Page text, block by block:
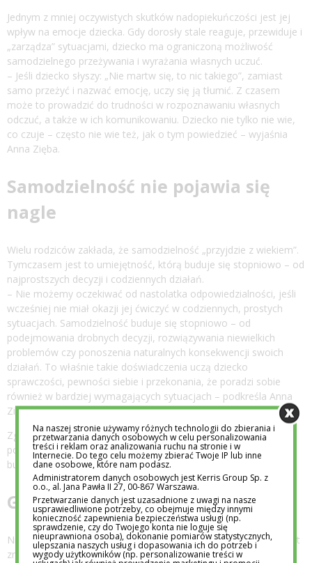
Jednym z mniej oczywistych skutków nadopiekuńczości jest jej
wpływ na emocje dziecka. Gdy dorosły stale reaguje, przewiduje i
„zarządza” sytuacjami, dziecko ma ograniczoną możliwość
samodzielnego przeżywania i wyrażania własnych uczuć.
– Jeśli dziecko słyszy: „Nie martw się, to nic takiego”, zamiast
samo przeżyć i nazwać emocję, uczy się ją tłumić. Z czasem
może to prowadzić do trudności w rozpoznawaniu własnych
odczuć, a także w ich komunikowaniu. Dziecko nie tylko nie wie,
co czuje – często nie wie też, jak o tym powiedzieć – wyjaśnia
Anna Zięba.
Samodzielność nie pojawia się
nagle
Wielu rodziców zakłada, że samodzielność „przyjdzie z wiekiem”.
Tymczasem jest to umiejętność, którą buduje się stopniowo – od
najprostszych decyzji i codziennych działań.
– Nie możemy oczekiwać od nastolatka odpowiedzialności, jeśli
wcześniej nie miał okazji jej ćwiczyć w codziennych, prostych
sytuacjach. Samodzielność buduje się stopniowo – od
podejmowania drobnych decyzji, rozwiązywania niewielkich
problemów czy ponoszenia naturalnych konsekwencji swoich
działań. To właśnie takie doświadczenia uczą dziecko
sprawczości, pewności siebie i przekonania, że poradzi sobie
również w bardziej wymagających sytuacjach – podkreśla Anna
Zięba z Academy International.
Zgodnie z teorią rozwoju psychospołecznego możliwość
podejmowania inicjatywy i działania ma kluczowe znaczenie dla
budowania poczucia kompetencji u dziecka [3].
Gdzie przebiega granica?
Nie chodzi o to, by zostawić dziecko bez wsparcia. Kluczowe jest
znalezienie równowagi między obecnością a kontrolą – takiej,
Na naszej stronie używamy różnych technologii do zbierania i
przetwarzania danych osobowych w celu personalizowania
treści i reklam oraz analizowania ruchu na stronie i w
Internecie. Do tego celu możemy zbierać Twoje IP lub inne
dane osobowe, które nam podasz.
Administratorem danych osobowych jest Kerris Group Sp. z
o.o., al. Jana Pawła II 27, 00-867 Warszawa.
Przetwarzanie danych jest uzasadnione z uwagi na nasze
usprawiedliwione potrzeby, co obejmuje między innymi
konieczność zapewnienia bezpieczeństwa usługi (np.
sprawdzenie, czy do Twojego konta nie loguje się
nieuprawniona osoba), dokonanie pomiarów statystycznych,
ulepszania naszych usług i dopasowania ich do potrzeb i
wygody użytkowników (np. personalizowanie treści w